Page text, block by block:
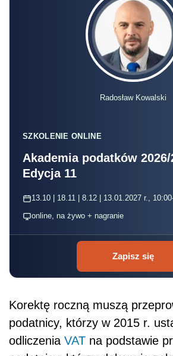
Radosław Kowalski
SZKOLENIE ONLINE
Akademia podatków 2026/
Edycja 11
13.10 | 18.11 | 8.12 | 13.01.2027 r.,
online, na żywo + nagranie
Zapisz się
Korektę roczną muszą
podatnicy, którzy w 2015 r.
odliczenia VAT na podstawie